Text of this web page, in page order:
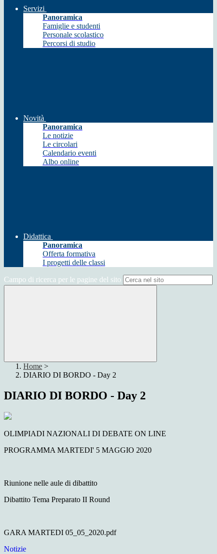
Servizi
Panoramica
Famiglie e studenti
Personale scolastico
Percorsi di studio
Novità
Panoramica
Le notizie
Le circolari
Calendario eventi
Albo online
Didattica
Panoramica
Offerta formativa
I progetti delle classi
Campo di ricerca per le pagine del sito
Home >
DIARIO DI BORDO - Day 2
DIARIO DI BORDO - Day 2
OLIMPIADI NAZIONALI DI DEBATE ON LINE
PROGRAMMA MARTEDI' 5 MAGGIO 2020
Riunione nelle aule di dibattito
Dibattito Tema Preparato II Round
GARA MARTEDI 05_05_2020.pdf
Notizie